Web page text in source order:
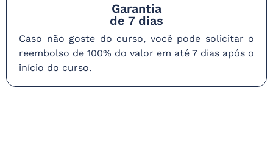
Garantia
de 7 dias
Caso não goste do curso, você pode solicitar o
reembolso de 100% do valor em até 7 dias após o
início do curso.